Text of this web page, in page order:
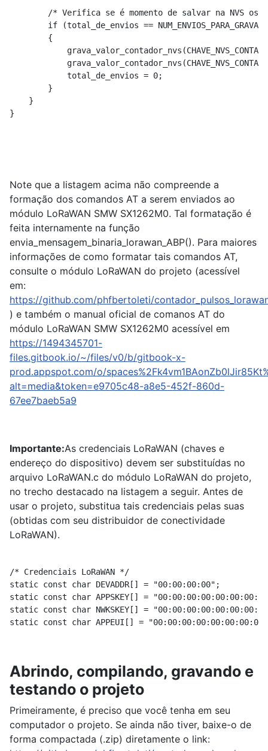
/* Verifica se é momento de salvar na NVS os
if (total_de_envios ==
        {
            total_de_envios = 0;
        }
    }
}
Note que a listagem acima não compreende a
formação dos comandos AT a serem enviados ao
módulo LoRaWAN SMW SX1262M0. Tal formatação é
feita internamente na função
envia_mensagem_binaria_lorawan_ABP(). Para maiores
informações de como formatar tais comandos AT,
consulte o módulo LoRaWAN do projeto (acessível
em:
https://github.com/phfbertoleti/
) e também o manual oficial de comanos AT do
módulo LoRaWAN SMW SX1262M0 acessível em
https://1494345701-
files.gitbook.io/~/files/v0/b/gitbook-x-
prod.appspot.com/o/
alt=media&token=e9705c48-a8e5-452f-860d-
67ee7baeb5a9
Importante:As credenciais LoRaWAN (chaves e
endereço do dispositivo) devem ser substituídas no
arquivo LoRaWAN.c do módulo LoRaWAN do projeto,
no trecho destacado na listagem a seguir. Antes de
usar o projeto, substitua tais credenciais pelas suas
(obtidas com seu distribuidor de conectividade
LoRaWAN).
/* Credenciais LoRaWAN */
static const char DEVADDR[] = "00:00:00:00";
static const char APPSKEY[] =
static const char NWKSKEY[] =
static const char APPEUI[] =
Abrindo, compilando, gravando e
testando o projeto
Primeiramente, é preciso que você tenha em seu
computador o projeto. Se ainda não tiver, baixe-o de
forma compactada (.zip) diretamente o link: